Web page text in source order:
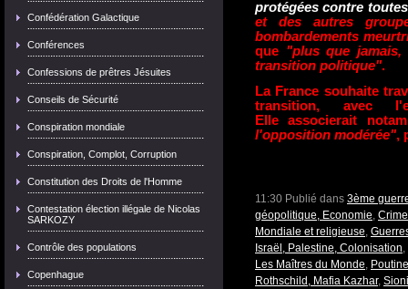
Confédération Galactique
Conférences
Confessions de prêtres Jésuites
Conseils de Sécurité
Conspiration mondiale
Conspiration, Complot, Corruption
Constitution des Droits de l'Homme
Contestation élection illégale de Nicolas
SARKOZY
Contrôle des populations
Copenhague
protégées contre
et des autres
bombardements
que "plus que
transition politique".
La France souhaite
transition, avec
Elle associerait
l'opposition modérée",
11:30 Publié dans 3ème
géopolitique, Economie,
Mondiale et religieuse,
Israël, Palestine, Colonisation,
Les Maîtres du Monde,
Rothschild, Mafia Kazhar,